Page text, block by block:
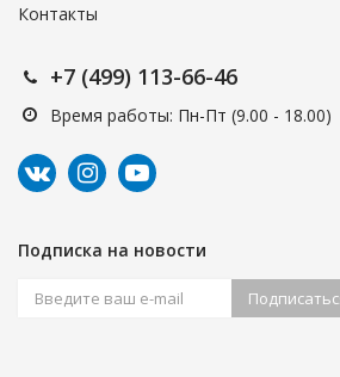
Контакты
+7 (499) 113-66-46
Время работы: Пн-Пт (9.00 - 18.00)
Подписка на новости